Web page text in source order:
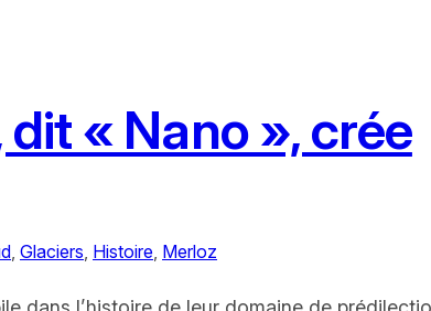
« Nano », crée
, Glaciers, Histoire, Merloz